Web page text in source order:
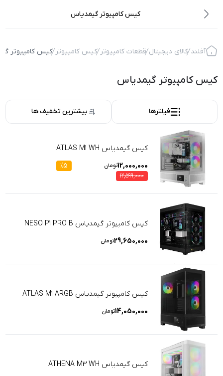
کیس کامپیوتر گیمدیاس
آفلند کالای دیجیتال قطعات کامپیوتر کیس کامپیوتر کیس کامپیوتر
کیس کامپیوتر گیمدیاس
فیلترها بیشترین تخفیف ها
کیس گیمدیاس ATLAS M1 WH
12,000,000تومان 5
%
12,599,000
کیس کامپیوتر گیمدیاس NESO P1 PRO B
29,650,000تومان
کیس کامپیوتر گیمدیاس ATLAS M1 ARGB
14,050,000تومان
کیس گیمدیاس ATHENA M3 WH